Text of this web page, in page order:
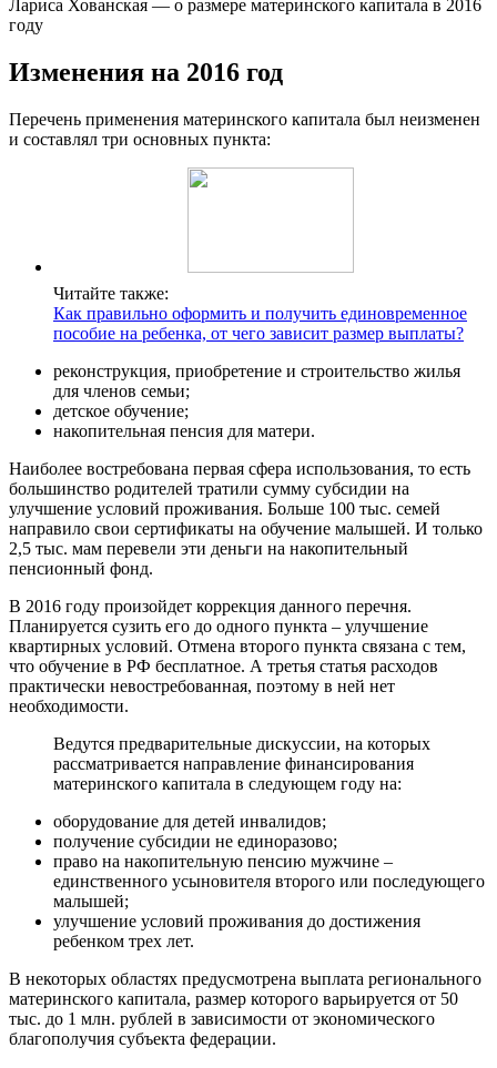
Лариса Хованская — о размере материнского капитала в 2016
году
Изменения на 2016 год
Перечень применения материнского капитала был неизменен
и составлял три основных пункта:
Читайте также:
Как правильно оформить и получить единовременное
пособие на ребенка, от чего зависит размер выплаты?
реконструкция, приобретение и строительство жилья
для членов семьи;
детское обучение;
накопительная пенсия для матери.
Наиболее востребована первая сфера использования, то есть
большинство родителей тратили сумму субсидии на
улучшение условий проживания. Больше 100 тыс. семей
направило свои сертификаты на обучение малышей. И только
2,5 тыс. мам перевели эти деньги на накопительный
пенсионный фонд.
В 2016 году произойдет коррекция данного перечня.
Планируется сузить его до одного пункта – улучшение
квартирных условий. Отмена второго пункта связана с тем,
что обучение в РФ бесплатное. А третья статья расходов
практически невостребованная, поэтому в ней нет
необходимости.
Ведутся предварительные дискуссии, на которых
рассматривается направление финансирования
материнского капитала в следующем году на:
оборудование для детей инвалидов;
получение субсидии не единоразово;
право на накопительную пенсию мужчине –
единственного усыновителя второго или последующего
малышей;
улучшение условий проживания до достижения
ребенком трех лет.
В некоторых областях предусмотрена выплата регионального
материнского капитала, размер которого варьируется от 50
тыс. до 1 млн. рублей в зависимости от экономического
благополучия субъекта федерации.